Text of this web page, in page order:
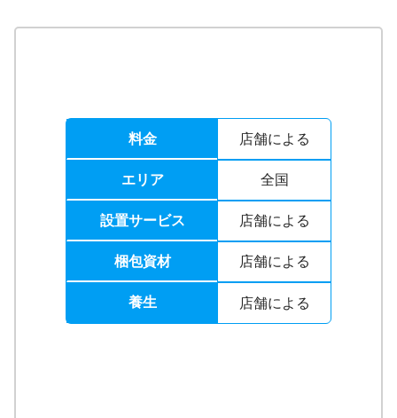
料金 店舗による
エリア 全国
設置サービス 店舗による
梱包資材 店舗による
養生 店舗による